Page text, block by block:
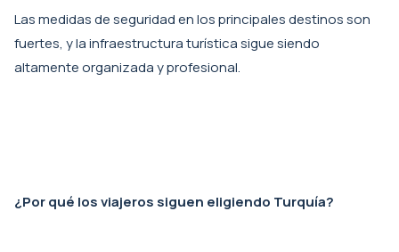
Las medidas de seguridad en los principales destinos son
fuertes, y la infraestructura turística sigue siendo
altamente organizada y profesional.
¿Por qué los viajeros siguen eligiendo Turquía?